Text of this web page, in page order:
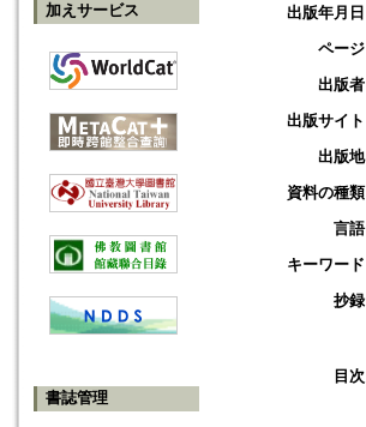
加えサービス
書誌管理
出版年月日
ページ
出版者
出版サイト
出版地
資料の種類
言語
キーワード
抄録
目次